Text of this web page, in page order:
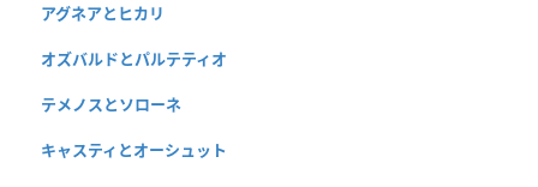
アグネアとヒカリ
オズバルドとパルテティオ
テメノスとソローネ
キャスティとオーシュット